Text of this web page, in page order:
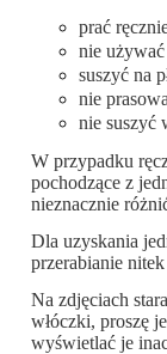
prać
nie
suszyć na
nie
nie suszyć
W przypadku
pochodzące z
nieznacznie
Dla uzyskania
przerabianie
Na zdjęciach
włóczki, proszę
wyświetlać je